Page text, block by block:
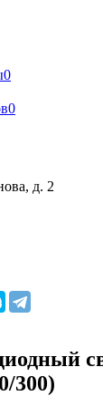
0
0
д. 2
300)